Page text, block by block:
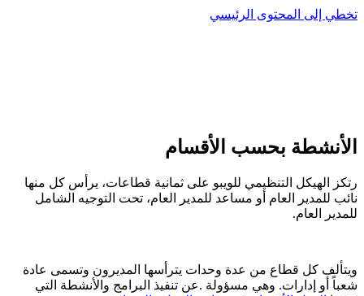
تخطي إلى المحتوى الرئيسي
الأنشطة بحسب الأقسام
رتكز الهيكل التنظيمي للويبو على ثمانية قطاعات، يرأس كل منها
نائب للمدير العام أو مساعد للمدير العام، تحت التوجيه الشامل
للمدير العام.
ويتألف كل قطاع من عدة وحدات يترأسها المديرون وتسمى عادة
شعباً أو إدارات. وهي مسؤولة .عن تنفيذ البرامج والأنشطة التي